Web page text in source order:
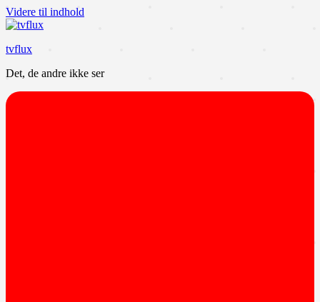
Videre til indhold
tvflux
Det, de andre ikke ser